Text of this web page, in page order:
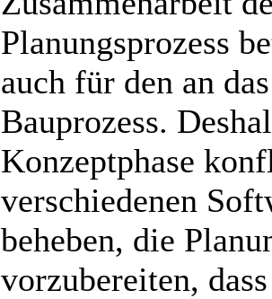
Planungsprozess
auch für den an
Bauprozess.
Konzeptphase
verschiedenen
beheben, die
vorzubereiten,